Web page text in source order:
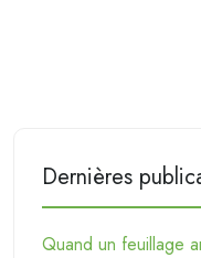
Dernières
Quand un feuillage